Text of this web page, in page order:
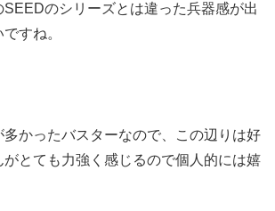
のシリーズとは違った兵器感が出
すね。
多かったバスターなので、この辺りは好
とても力強く感じるので個人的には嬉